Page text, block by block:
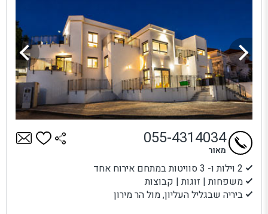
2 וילות ו- 3 סוויטות במתחם אירוח אחד
משפחות | זוגות | קבוצות
ביריה שבגליל העליון, מול הר מירון
055-4314034
מאור